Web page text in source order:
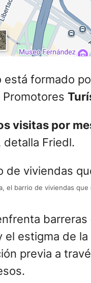
Promotores
visitas por
detalla Friedl.
el barrio de viviendas
estigma de la
previa a
que recorre
su historia y
participación